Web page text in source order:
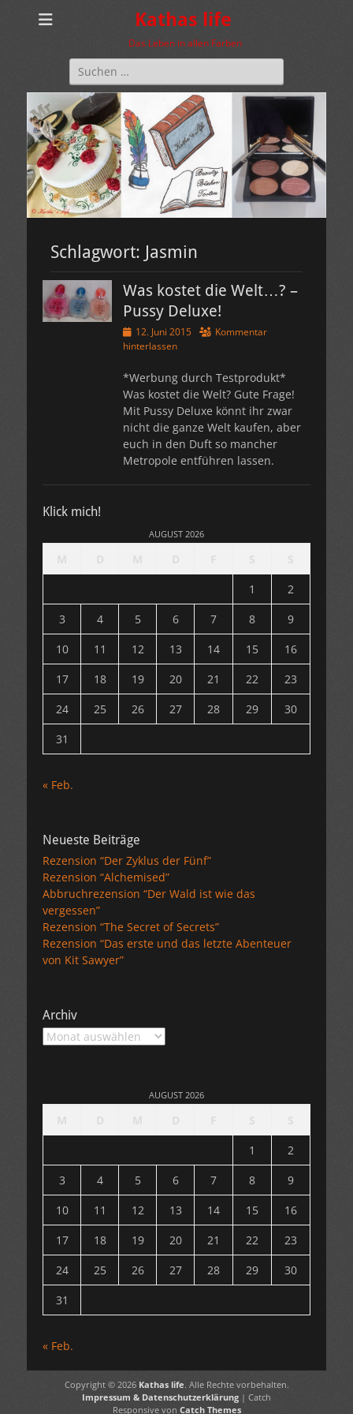
Kathas life
Das Leben in allen Farben
Suchen
nach:
Schlagwort: Jasmin
Was kostet die Welt…? –
Pussy Deluxe!
Veröffentlicht
am
12. Juni 2015
Kommentar
hinterlassen
*Werbung durch Testprodukt*
Was kostet die Welt? Gute Frage!
Mit Pussy Deluxe könnt ihr zwar
nicht die ganze Welt kaufen, aber
euch in den Duft so mancher
Metropole entführen lassen.
Klick mich!
AUGUST 2026
1
2
3
4 5 6 7 8
9
10
11 12 13 14 15
16
17
18 19 20 21 22
23
24
25 26 27 28 29
30
31
« Feb.
Neueste Beiträge
Rezension “Der Zyklus der Fünf”
Rezension “Alchemised”
Abbruchrezension “Der Wald ist wie das
vergessen”
Rezension “The Secret of Secrets”
Rezension “Das erste und das letzte Abenteuer
von Kit Sawyer”
Archiv
Archiv
AUGUST 2026
1
2
3
4 5 6 7 8
9
10
11 12 13 14 15
16
17
18 19 20 21 22
23
24
25 26 27 28 29
30
31
« Feb.
Copyright © 2026 Kathas life. Alle Rechte vorbehalten.
Impressum & Datenschutzerklärung | Catch
Responsive von Catch Themes